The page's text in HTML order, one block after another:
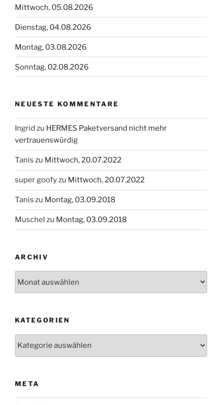
Mittwoch, 05.08.2026
Dienstag, 04.08.2026
Montag, 03.08.2026
Sonntag, 02.08.2026
NEUESTE KOMMENTARE
Ingrid zu HERMES Paketversand nicht mehr
vertrauenswürdig
Tanis zu Mittwoch, 20.07.2022
super goofyzu Mittwoch, 20.07.2022
Tanis zu Montag, 03.09.2018
Muschel zu Montag, 03.09.2018
ARCHIV
KATEGORIEN
META